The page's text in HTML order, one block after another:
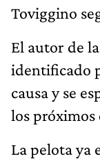
Toviggino
El autor de
identificado
causa y se
los próximos
La pelota ya